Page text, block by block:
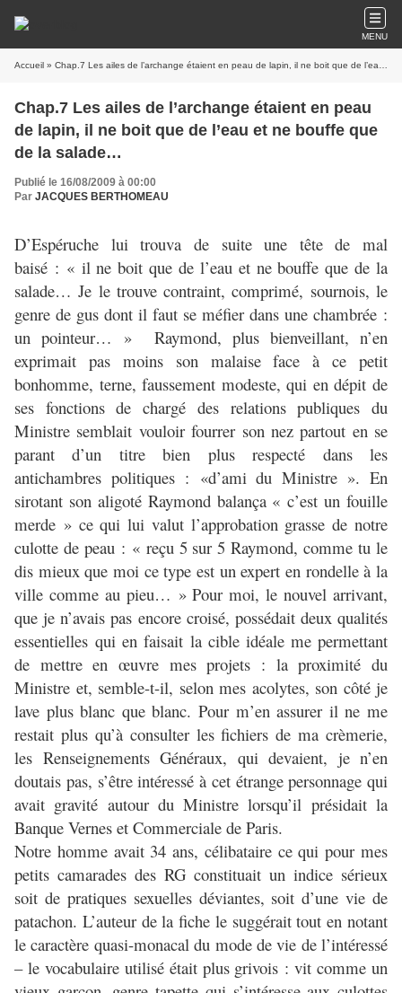
MENU
Accueil » Chap.7 Les ailes de l’archange étaient en peau de lapin, il ne boit que de l’eau et ne bouffe que de la salade…
Chap.7 Les ailes de l’archange étaient en peau
de lapin, il ne boit que de l’eau et ne bouffe que
de la salade…
Publié le 16/08/2009 à 00:00
Par JACQUES BERTHOMEAU
D’Espéruche lui trouva de suite une tête de mal
baisé : « il ne boit que de l’eau et ne bouffe que de la
salade… Je le trouve contraint, comprimé, sournois, le
genre de gus dont il faut se méfier dans une chambrée :
un pointeur… » Raymond, plus bienveillant, n’en
exprimait pas moins son malaise face à ce petit
bonhomme, terne, faussement modeste, qui en dépit de
ses fonctions de chargé des relations publiques du
Ministre semblait vouloir fourrer son nez partout en se
parant d’un titre bien plus respecté dans les
antichambres politiques : «d’ami du Ministre ». En
sirotant son aligoté Raymond balança « c’est un fouille
merde » ce qui lui valut l’approbation grasse de notre
culotte de peau : « reçu 5 sur 5 Raymond, comme tu le
dis mieux que moi ce type est un expert en rondelle à la
ville comme au pieu… » Pour moi, le nouvel arrivant,
que je n’avais pas encore croisé, possédait deux qualités
essentielles qui en faisait la cible idéale me permettant
de mettre en œuvre mes projets : la proximité du
Ministre et, semble-t-il, selon mes acolytes, son côté je
lave plus blanc que blanc. Pour m’en assurer il ne me
restait plus qu’à consulter les fichiers de ma crèmerie,
les Renseignements Généraux, qui devaient, je n’en
doutais pas, s’être intéressé à cet étrange personnage qui
avait gravité autour du Ministre lorsqu’il présidait la
Banque Vernes et Commerciale de Paris.
Notre homme avait 34 ans, célibataire ce qui pour mes
petits camarades des RG constituait un indice sérieux
soit de pratiques sexuelles déviantes, soit d’une vie de
patachon. L’auteur de la fiche le suggérait tout en notant
le caractère quasi-monacal du mode de vie de l’intéressé
– le vocabulaire utilisé était plus grivois : vit comme un